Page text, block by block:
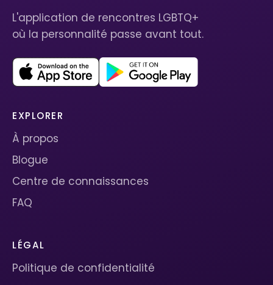
L'application de rencontres LGBTQ+
où la personnalité passe avant tout.
EXPLORER
À propos
Blogue
Centre de connaissances
FAQ
LÉGAL
Politique de confidentialité